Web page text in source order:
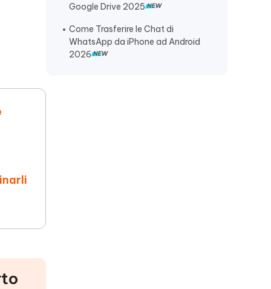
backup
WhatsApp non arrivano messaggi
se non lo apro
Perché WhatsApp non mi invia un
Google Drive 2025
Come Trasferire le Chat di
WhatsApp da iPhone ad Android
2026